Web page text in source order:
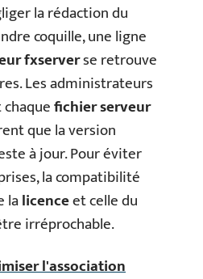
la rédaction du
coquille, une ligne
fxserverse retrouve
Les administrateurs
fichier serveur
que la version
à jour. Pour éviter
la compatibilité
lalicenceet celle du
irréprochable.
l'association